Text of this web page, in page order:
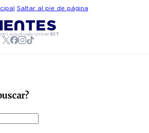
Saltar al pie de página
|Actualizado12:15:49 ECT